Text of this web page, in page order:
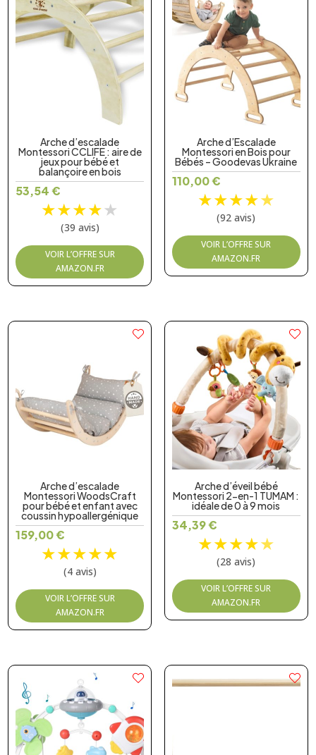
Arche d’escalade
Montessori CCLIFE : aire de
jeux pour bébé et
balançoire en bois
53,54€
★★★★★
(39 avis)
VOIR L’OFFRE SUR
AMAZON.FR
Arche d’Escalade
Montessori en Bois pour
Bébés – Goodevas Ukraine
110,00€
★★★★★
(92 avis)
VOIR L’OFFRE SUR
AMAZON.FR
Arche d’escalade
Montessori WoodsCraft
pour bébé et enfant avec
coussin hypoallergénique
159,00€
★★★★★
(4 avis)
VOIR L’OFFRE SUR
AMAZON.FR
Arche d’éveil bébé
Montessori 2-en-1 TUMAM :
idéale de 0 à 9 mois
34,39€
★★★★★
(28 avis)
VOIR L’OFFRE SUR
AMAZON.FR